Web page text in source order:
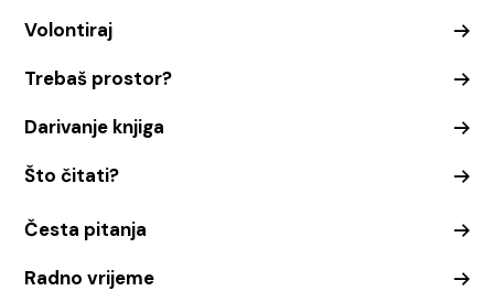
Volontiraj
Trebaš prostor?
Darivanje knjiga
Što čitati?
Česta pitanja
Radno vrijeme